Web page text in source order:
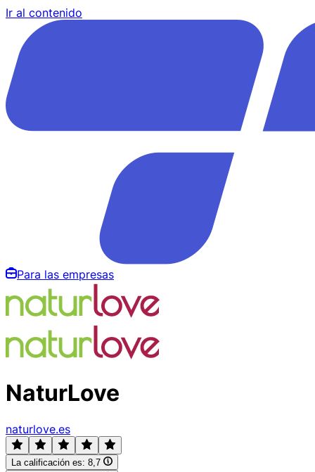
Ir al contenido
Para las empresas
NaturLove
naturlove.es
La calificación es: 8,7